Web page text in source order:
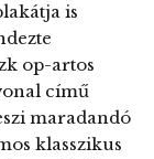
is
op-artos
című
maradandó
klasszikus